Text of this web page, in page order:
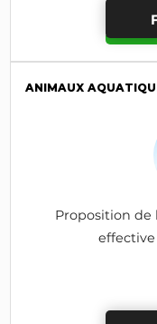
ANIMAUX
Proposition de loi 1809 pour